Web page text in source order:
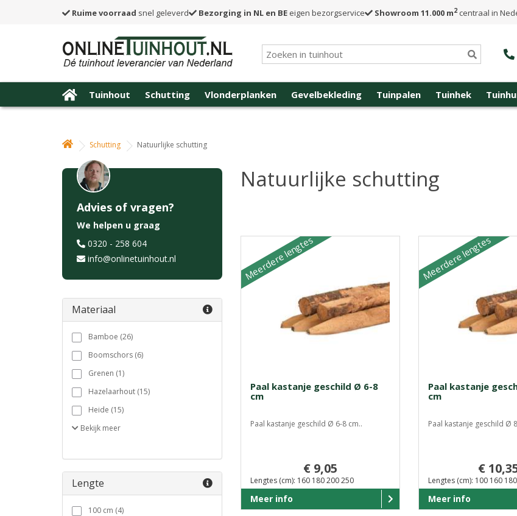
Ruime voorraad snel geleverd Bezorging in NL en BE eigen bezorgservice Showroom 11.000 m2centraal in
Tuinhout Schutting Vlonderplanken Gevelbekleding Tuinpalen Tuinhek
Schutting Natuurlijke schutting
Advies of vragen?
We helpen u graag
0320 - 258 604
info@onlinetuinhout.nl
Materiaal
Bamboe (26)
Boomschors (6)
Grenen (1)
Hazelaarhout (15)
Heide (15)
Bekijk meer
Lengte
100 cm (4)
Natuurlijke schutting
Meerdere lengtes
Paal kastanje geschild Ø 6-8
cm
Paal kastanje geschild Ø 6-8 cm..
€ 9,05
Lengtes (cm): 160 180 200 250
Meer info
Meerdere lengtes
Paal kastanje
cm
Paal kastanje geschild Ø
€
Lengtes (cm): 100 160
Meer info